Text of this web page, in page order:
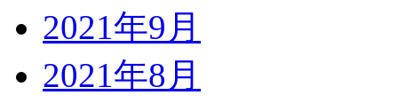
2021年9月
2021年8月